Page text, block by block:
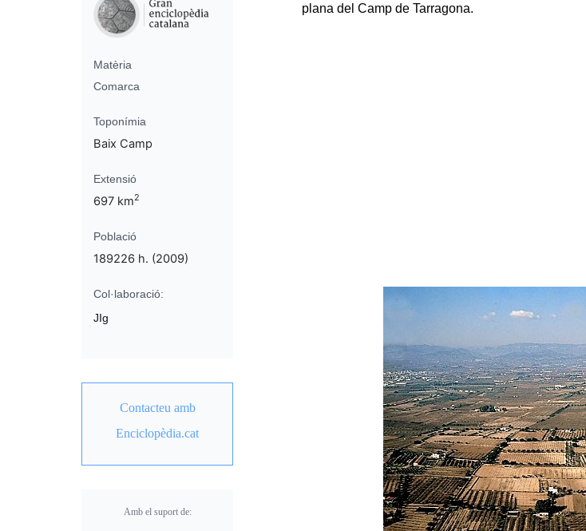
plana del Camp de Tarragona.
Matèria
Comarca
Toponímia
Baix Camp
Extensió
697 km2
Població
189226 h. (2009)
Col·laboració:
JIg
Contacteu amb
Enciclopèdia.cat
Amb el suport de: